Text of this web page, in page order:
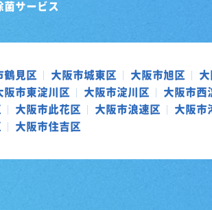
菌サービス
鶴見区 大阪市城東区 大阪市旭区
阪市東淀川区 大阪市淀川区 大阪市西
大阪市此花区 大阪市浪速区 大阪市
大阪市住吉区